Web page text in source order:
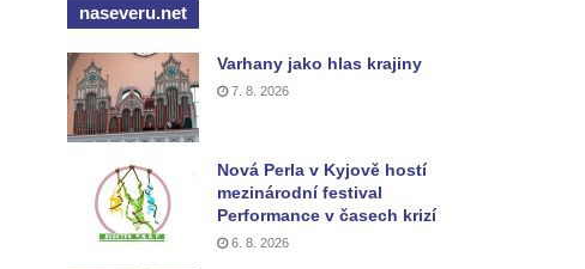
naseveru.net
Varhany jako hlas krajiny
7. 8. 2026
Nová Perla v Kyjově hostí
mezinárodní festival
Performance v časech krizí
6. 8. 2026